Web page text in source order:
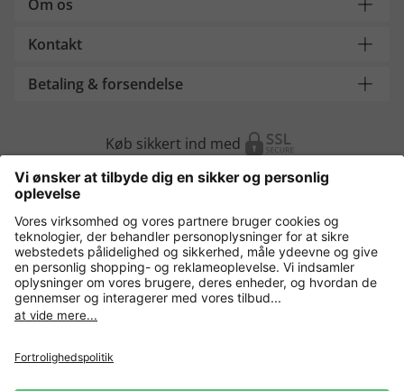
Om os
Kontakt
Betaling & forsendelse
Køb sikkert ind med
Flere webshops
Danmark